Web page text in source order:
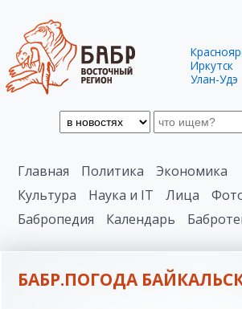
Иркутск
Улан-Удэ
Главная Политика
Экономика
Культура
Наука и IT Лица
Бабропедия
Календарь
БАБР.ПОГОДА